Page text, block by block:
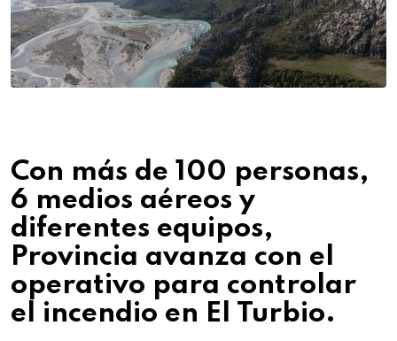
Con más de 100 personas,
6 medios aéreos y
diferentes equipos,
Provincia avanza con el
operativo para controlar
el incendio en El Turbio.